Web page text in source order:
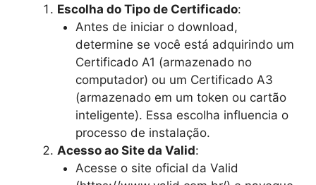
Escolha do Tipo de Certificado:
Antes de iniciar o download,
determine se você está adquirindo um
Certificado A1 (armazenado no
computador) ou um Certificado A3
(armazenado em um token ou cartão
inteligente). Essa escolha influencia o
processo de instalação.
Acesso ao Site da Valid:
Acesse o site oficial da Valid